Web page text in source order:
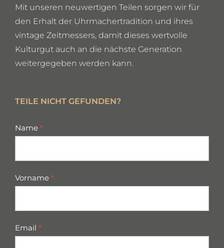
Mit unseren neuwertigen Teilen sorgen wir für
den Erhalt der Uhrmachertradition und ihres
vintage Zeitmessers, damit dieses wertvolle
Kulturgut auch an die nächste Generation
weitergegeben werden kann.
TEILE NICHT GEFUNDEN?
missing
Name *
Vorname *
Email *